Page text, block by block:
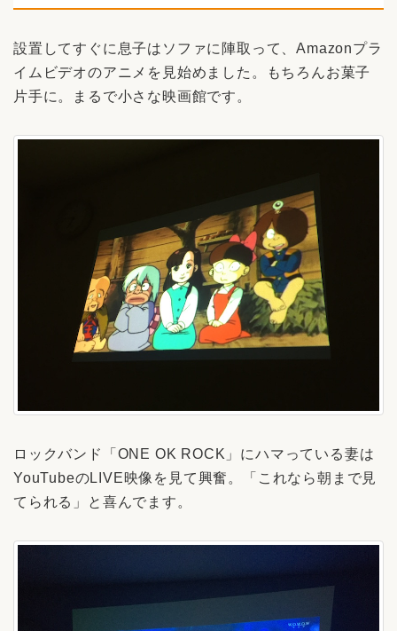
設置してすぐに息子はソファに陣取って、Amazonプラ
イムビデオのアニメを見始めました。もちろんお菓子
片手に。まるで小さな映画館です。
ロックバンド「ONE OK ROCK」にハマっている妻は
YouTubeのLIVE映像を見て興奮。「これなら朝まで見
てられる」と喜んでます。